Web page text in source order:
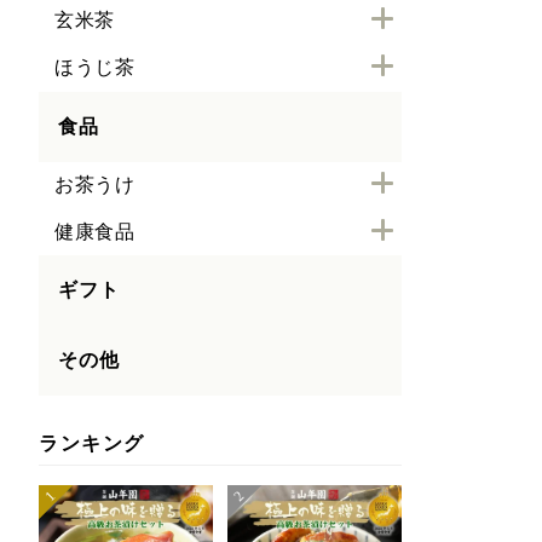
玄米茶
ほうじ茶
食品
お茶うけ
健康食品
ギフト
その他
ランキング